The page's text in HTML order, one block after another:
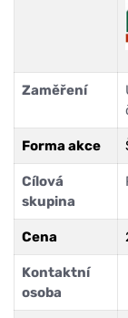
Zaměření
Forma akce
Cílová
skupina
Cena
Kontaktní
osoba